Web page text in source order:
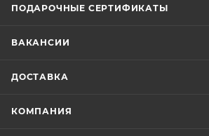
ПОДАРОЧНЫЕ СЕРТИФИКАТЫ
ВАКАНСИИ
ДОСТАВКА
КОМПАНИЯ